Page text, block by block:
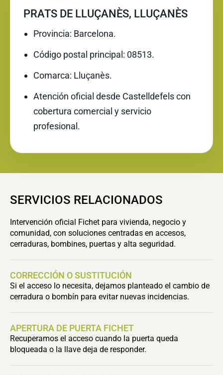
PRATS DE LLUÇANÈS, LLUÇANÈS
Provincia: Barcelona.
Código postal principal: 08513.
Comarca: Lluçanès.
Atención oficial desde Castelldefels con
cobertura comercial y servicio
profesional.
SERVICIOS RELACIONADOS
Intervención oficial Fichet para vivienda, negocio y
comunidad, con soluciones centradas en accesos,
cerraduras, bombines, puertas y alta seguridad.
CORRECCIÓN O SUSTITUCIÓN
Si el acceso lo necesita, dejamos planteado el cambio de
cerradura o bombín para evitar nuevas incidencias.
APERTURA DE PUERTA FICHET
Recuperamos el acceso cuando la puerta queda
bloqueada o la llave deja de responder.